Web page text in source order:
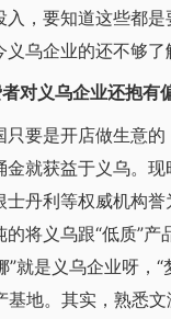
，要知道这些都
乌企业的还不够了
义乌企业还抱有
要是开店做生意的
就获益于义乌。现
丹利等权威机构誉
将义乌跟“低质”产
就是义乌企业呀，
地。其实，熟悉